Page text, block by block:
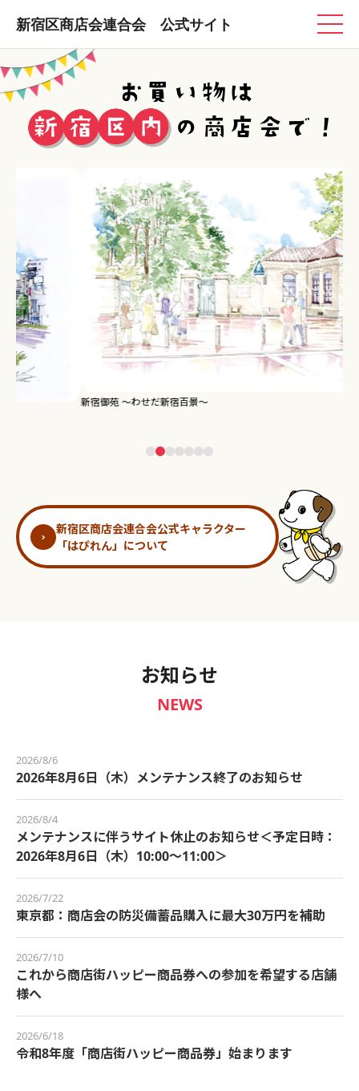
新宿区商店会連合会 公式サイト
新宿御苑 ～わせだ新宿百景～
新宿区商店会連合会公式キャラクター
「はぴれん」について
お知らせ
NEWS
2026/8/6
2026年8月6日（木）メンテナンス終了のお知らせ
2026/8/4
メンテナンスに伴うサイト休止のお知らせ＜予定日時：
2026年8月6日（木）10:00～11:00＞
2026/7/22
東京都：商店会の防災備蓄品購入に最大30万円を補助
2026/7/10
これから商店街ハッピー商品券への参加を希望する店舗
様へ
2026/6/18
令和8年度「商店街ハッピー商品券」始まります